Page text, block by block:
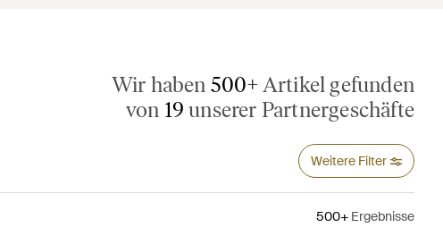
Wir haben 500+ Artikel gefunden
von 19 unserer Partnergeschäfte
Weitere Filter
500+ Ergebnisse